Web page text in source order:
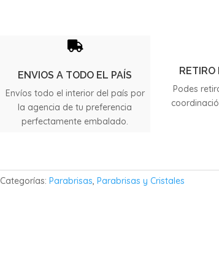
1414
cantidad

ENVIOS A TODO EL PAÍS
Envíos todo el interior del país por
la agencia de tu preferencia
perfectamente embalado.
RETIRO
Podes
Categorías:Parabrisas,Parabrisas y Cristales